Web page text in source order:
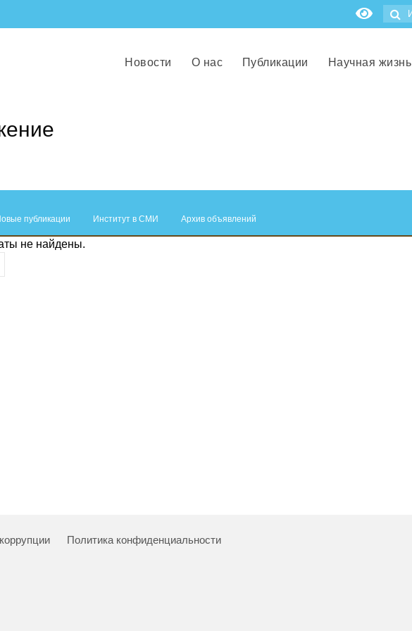
Новости О нас Публикации Научная жизнь
публикации Институт в СМИ Архив объявлений
не найдены.
Политика конфиденциальности